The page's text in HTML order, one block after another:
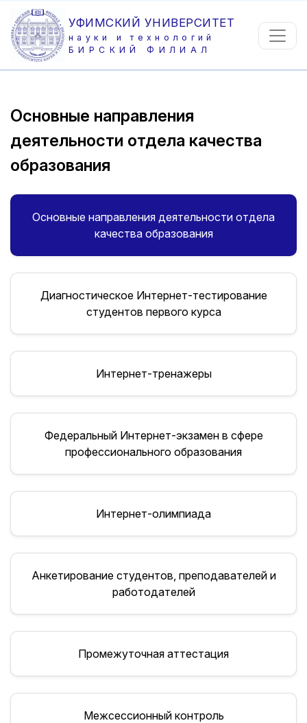
УФИМСКИЙ УНИВЕРСИТЕТ
науки и технологий
БИРСКИЙ ФИЛИАЛ
Основные направления
деятельности отдела качества
образования
Основные направления деятельности отдела
качества образования
Диагностическое Интернет-тестирование
студентов первого курса
Интернет-тренажеры
Федеральный Интернет-экзамен в сфере
профессионального образования
Интернет-олимпиада
Анкетирование студентов, преподавателей и
работодателей
Промежуточная аттестация
Межсессионный контроль